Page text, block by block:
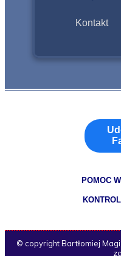
Kontakt
POMOC
© copyright Bartłomiej